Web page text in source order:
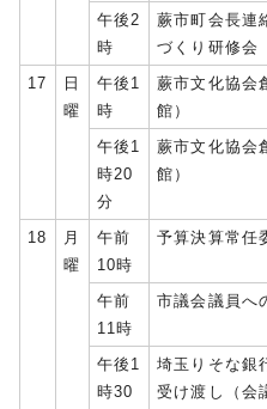
午後2
時
蕨市町会長連
づくり研修会
17
日
曜
午後1
時
蕨市文化協会
館）
午後1
時20
分
蕨市文化協会
館）
18
月
曜
午前
10時
予算決算常任
午前
11時
市議会議員へ
午後1
時30
埼玉りそな銀
受け渡し（会